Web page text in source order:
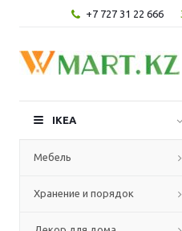
+7 727 31 22 666
IKEA
Мебель
Хранение и порядок